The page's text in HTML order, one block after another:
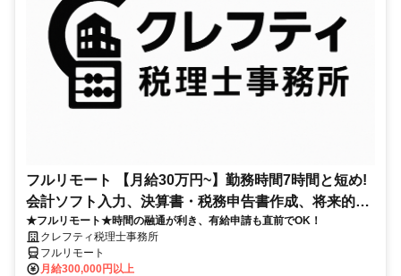
フルリモート 【月給30万円~】勤務時間7時間と短め!
会計ソフト入力、決算書・税務申告書作成、将来的に
決算説明も
★フルリモート★時間の融通が利き、有給申請も直前でOK！
クレフティ税理士事務所
フルリモート
月給300,000円以上